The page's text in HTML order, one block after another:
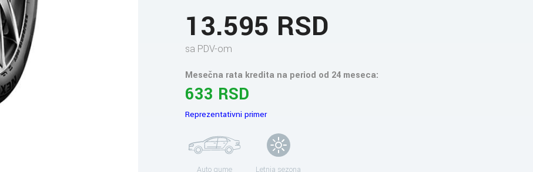
13.595 RSD
sa PDV-om
Mesečna rata kredita na period od 24 meseca:
633 RSD
Reprezentativni primer
Auto gume Letnja sezona